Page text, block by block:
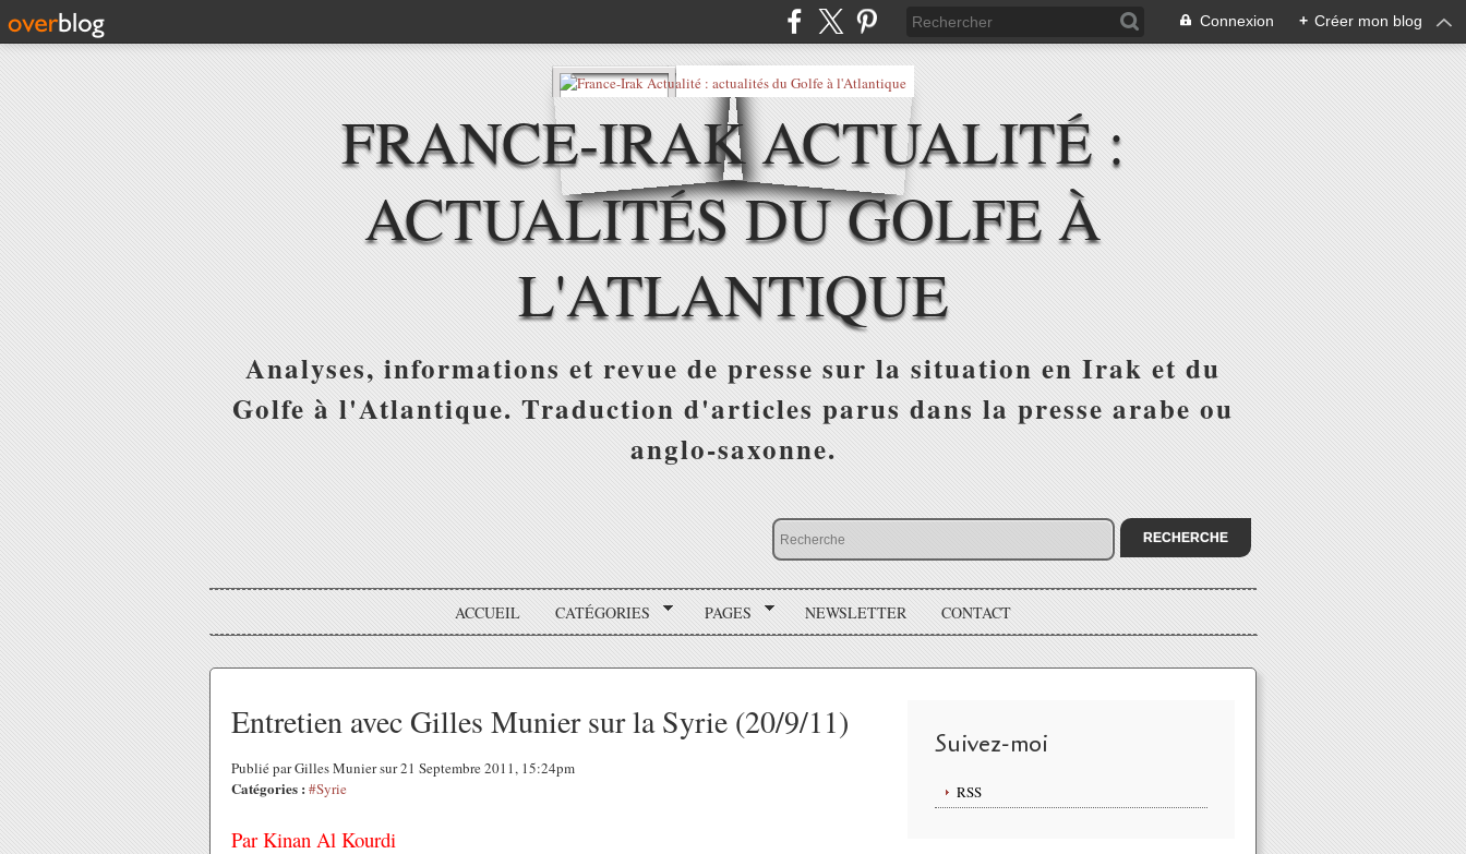
Connexion + Créer mon blog
FRANCE-IRAK ACTUALITÉ :
ACTUALITÉS DU GOLFE À
L'ATLANTIQUE
Analyses, informations et revue de presse sur la situation en Irak et du
Golfe à l'Atlantique. Traduction d'articles parus dans la presse arabe ou
anglo-saxonne.
ACCUEIL CATÉGORIES PAGES NEWSLETTER CONTACT
Entretien avec Gilles Munier sur la Syrie (20/9/11)
Publié par Gilles Munier sur 21 Septembre 2011, 15:24pm
Catégories : #Syrie
Par Kinan Al Kourdi
Suivez-moi
RSS